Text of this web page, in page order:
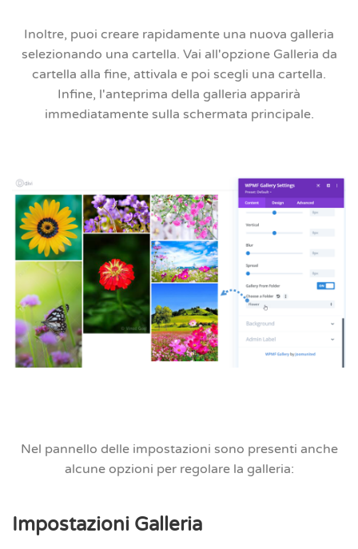
Inoltre, puoi creare rapidamente una nuova galleria
selezionando una cartella. Vai all'opzione Galleria da
cartella alla fine, attivala e poi scegli una cartella.
Infine, l'anteprima della galleria apparirà
immediatamente sulla schermata principale.
Nel pannello delle impostazioni sono presenti anche
alcune opzioni per regolare la galleria:
Impostazioni Galleria